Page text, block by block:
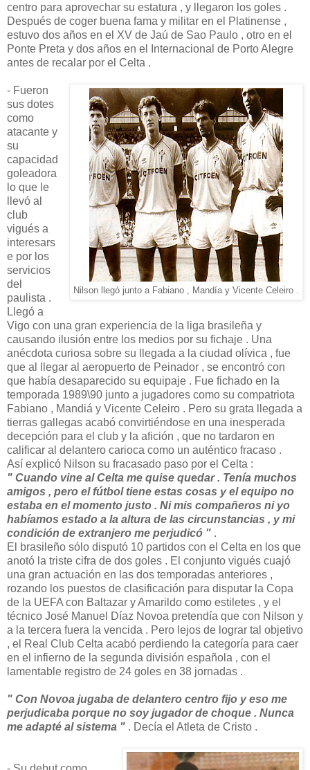
centro para aprovechar su estatura , y llegaron los goles .
Después de coger buena fama y militar en el Platinense ,
estuvo dos años en el XV de Jaú de Sao Paulo , otro en el
Ponte Preta y dos años en el Internacional de Porto Alegre
antes de recalar por el Celta .
Nilson llegó junto a Fabiano , Mandía y Vicente Celeiro .
- Fueron
sus dotes
como
atacante y
su
capacidad
goleadora
lo que le
llevó al
club
vigués a
interesars
e por los
servicios
del
paulista .
Llegó a
Vigo con una gran experiencia de la liga brasileña y
causando ilusión entre los medios por su fichaje . Una
anécdota curiosa sobre su llegada a la ciudad olívica , fue
que al llegar al aeropuerto de Peinador , se encontró con
que había desaparecido su equipaje . Fue fichado en la
temporada 1989\90 junto a jugadores como su compatriota
Fabiano , Mandiá y Vicente Celeiro . Pero su grata llegada a
tierras gallegas acabó convirtiéndose en una inesperada
decepción para el club y la afición , que no tardaron en
calificar al delantero carioca como un auténtico fracaso .
Así explicó Nilson su fracasado paso por el Celta :
" Cuando vine al Celta me quise quedar . Tenía muchos
amigos , pero el fútbol tiene estas cosas y el equipo no
estaba en el momento justo . Ni mis compañeros ni yo
habíamos estado a la altura de las circunstancias , y mi
condición de extranjero me perjudicó " .
El brasileño sólo disputó 10 partidos con el Celta en los que
anotó la triste cifra de dos goles . El conjunto vigués cuajó
una gran actuación en las dos temporadas anteriores ,
rozando los puestos de clasificación para disputar la Copa
de la UEFA con Baltazar y Amarildo como estiletes , y el
técnico José Manuel Díaz Novoa pretendía que con Nilson y
a la tercera fuera la vencida . Pero lejos de lograr tal objetivo
, el Real Club Celta acabó perdiendo la categoría para caer
en el infierno de la segunda división española , con el
lamentable registro de 24 goles en 38 jornadas .
" Con Novoa jugaba de delantero centro fijo y eso me
perjudicaba porque no soy jugador de choque . Nunca
me adapté al sistema " . Decía el Atleta de Cristo .